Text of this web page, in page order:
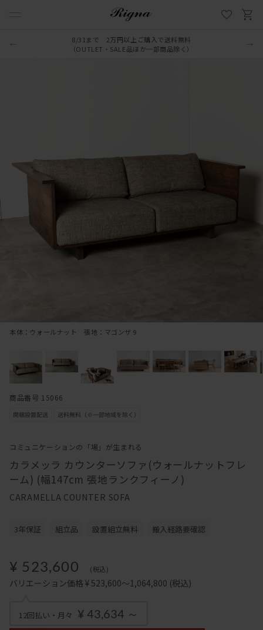
8/31まで 2万円以上ご購入で送料無料
（OUTLET・SALE品ほか一部商品除く）
コミュニケーションの「場」が生まれる
カラメッラ カウンターソファ(ウォールナットフレ
ーム) (幅147cm 張地ランクフィーノ)
CARAMELLA COUNTER SOFA
本体：ウォールナット 張地：マゴンザ 9
3年保証 組立品 設置組立無料 搬入経路要確認
¥ 523,600 (税込)
バリエーション価格 ¥ 523,600～1,064,800 (税込)
12回払い・月々 ¥ 43,634 ～
商品番号 15066